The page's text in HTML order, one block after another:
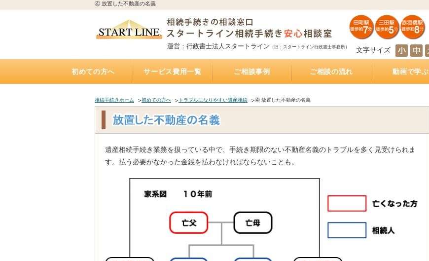
④ 放置した不動産の名義
運営：行政書士法人スタートライン （旧：スタートライン行政書士事務所） 文字サイズ
初めての方へ
どれくらいかかるの？
すれば？費用はどれくらいかかるの？
れば？費用はどれくらいかかるの？
れば？費用はどれくらいかかるの？
ば？費用はいくら？（相続不動産・空家売却）
かかる税金
用は？（専門家が解説）
かかるの？（公正証書遺言）
続
理・売却を依頼すれば？費用は？
依頼すれば？費用は？
（全国対応）
サービス費用一覧
なければならないこと
ご相談事例 ご相談の流れ 動画で学ぶ
相続手続きホーム 初めての方へ トラブルになりやすい遺産相続 ④ 放置した不動産の名義
遺産相続手続き業務を扱っている中で、手続き期限のない不動産名義のトラブルを多く見受けられま
す。払う必要がなかった金銭を払わなければならないことも。